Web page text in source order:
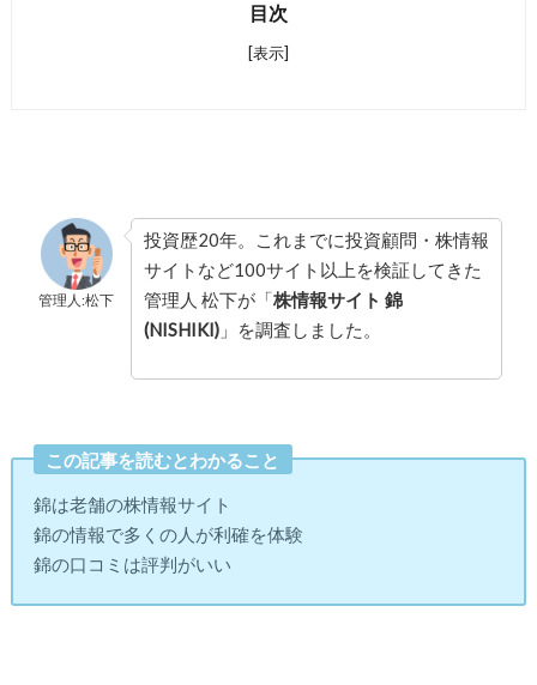
目次
[表示]
管理人:松下
投資歴20年。これまでに投資顧問・株情報
サイトなど100サイト以上を検証してきた
管理人 松下が「株情報サイト 錦
(NISHIKI)」を調査しました。
この記事を読むとわかること
錦は老舗の株情報サイト
錦の情報で多くの人が利確を体験
錦の口コミは評判がいい